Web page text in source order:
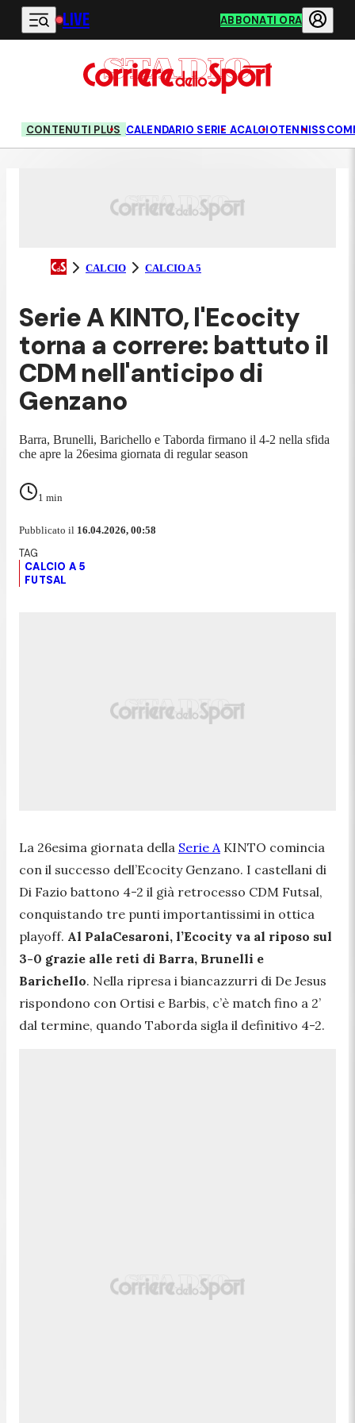
Vai al contenuto principale
LIVE ABBONATI ORA
CONTENUTI PLUS CALENDARIO SERIE ACALCIOTENNIS
CALCIO CALCIO A 5
Serie A KINTO, l'Ecocity
torna a correre: battuto il
CDM nell'anticipo di
Genzano
Barra, Brunelli, Barichello e Taborda firmano il 4-2 nella sfida
che apre la 26esima giornata di regular season
1 min
Pubblicato il 16.04.2026, 00:58
CALCIO A 5
FUTSAL
La 26esima giornata della Serie A KINTO comincia
con il successo dell’Ecocity Genzano. I castellani di
Di Fazio battono 4-2 il già retrocesso CDM Futsal,
conquistando tre punti importantissimi in ottica
playoff. Al PalaCesaroni, l’Ecocity va al riposo sul
3-0 grazie alle reti di Barra, Brunelli e
Barichello. Nella ripresa i biancazzurri di De Jesus
rispondono con Ortisi e Barbis, c’è match fino a 2’
dal termine, quando Taborda sigla il definitivo 4-2.